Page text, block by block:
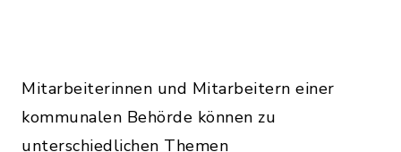
Mitarbeiterinnen und Mitarbeitern einer
kommunalen Behörde können zu
unterschiedlichen Themen